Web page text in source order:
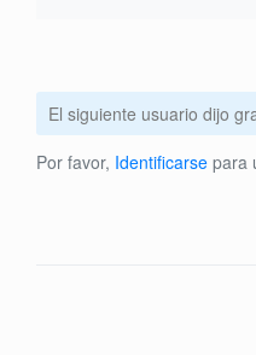
El siguiente usuario dijo
Por favor, Identificarse para